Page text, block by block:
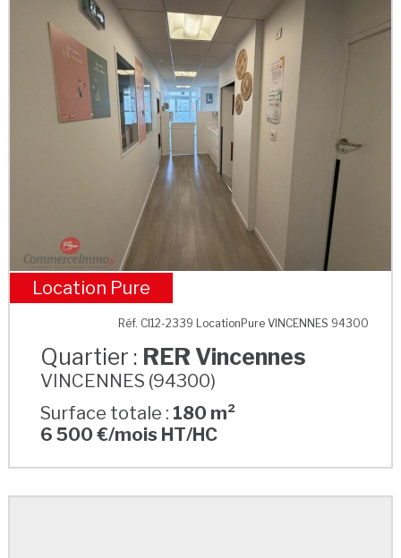
RER Vincennes
Location Pure
Réf. CI12-2339 LocationPure VINCENNES 94300
Quartier : RER Vincennes
VINCENNES (94300)
Surface totale : 180 m²
6 500 €/mois HT/HC